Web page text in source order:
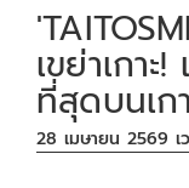
เขย่าเกา
ที่สุดบนเก
28 เมษายน 2569 เ